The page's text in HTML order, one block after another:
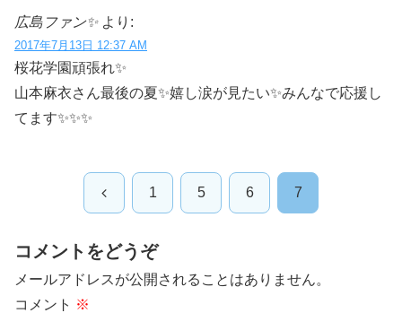
広島ファン✨ より:
2017年7月13日 12:37 AM
桜花学園頑張れ✨
山本麻衣さん最後の夏✨嬉し涙が見たい✨みんなで応援し
てます✨✨✨
前 1 5 6 7
コメントをどうぞ
メールアドレスが公開されることはありません。
コメント ※